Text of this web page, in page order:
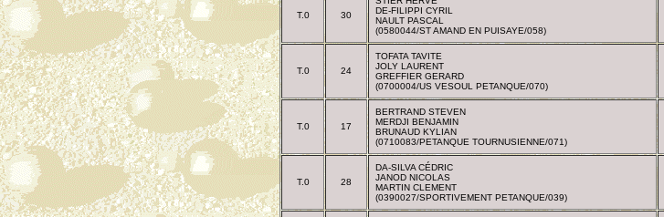
T.0 30
DE-FILIPPI CYRIL
NAULT PASCAL
(0580044/ST AMAND EN PUISAYE/058)
T.0 24
TOFATA TAVITE
JOLY LAURENT
GREFFIER GERARD
(0700004/US VESOUL PETANQUE/070)
T.0 17
BERTRAND STEVEN
MERDJI BENJAMIN
BRUNAUD KYLIAN
(0710083/PETANQUE TOURNUSIENNE/071)
T.0 28
DA-SILVA CÉDRIC
JANOD NICOLAS
MARTIN CLEMENT
(0390027/SPORTIVEMENT PETANQUE/039)